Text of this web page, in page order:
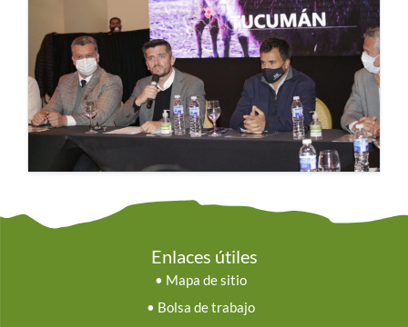
Enlaces útiles
• Mapa de sitio
• Bolsa de trabajo